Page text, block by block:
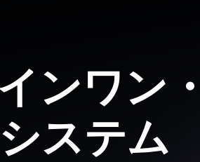
ンワン・
ステム